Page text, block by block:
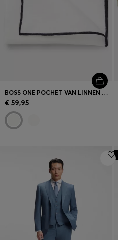
BOSS ONE POCHET VAN LINNEN MET CONTRASTRAND
€ 59,95